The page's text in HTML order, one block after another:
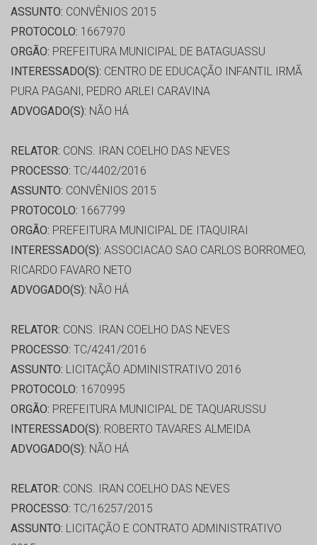
ASSUNTO: CONVÊNIOS 2015
PROTOCOLO: 1667970
ORGÃO: PREFEITURA MUNICIPAL DE BATAGUASSU
INTERESSADO(S): CENTRO DE EDUCAÇÃO INFANTIL IRMÃ
PURA PAGANI, PEDRO ARLEI CARAVINA
ADVOGADO(S): NÃO HÁ
RELATOR: CONS. IRAN COELHO DAS NEVES
PROCESSO: TC/4402/2016
ASSUNTO: CONVÊNIOS 2015
PROTOCOLO: 1667799
ORGÃO: PREFEITURA MUNICIPAL DE ITAQUIRAI
INTERESSADO(S): ASSOCIACAO SAO CARLOS BORROMEO,
RICARDO FAVARO NETO
ADVOGADO(S): NÃO HÁ
RELATOR: CONS. IRAN COELHO DAS NEVES
PROCESSO: TC/4241/2016
ASSUNTO: LICITAÇÃO ADMINISTRATIVO 2016
PROTOCOLO: 1670995
ORGÃO: PREFEITURA MUNICIPAL DE TAQUARUSSU
INTERESSADO(S): ROBERTO TAVARES ALMEIDA
ADVOGADO(S): NÃO HÁ
RELATOR: CONS. IRAN COELHO DAS NEVES
PROCESSO: TC/16257/2015
ASSUNTO: LICITAÇÃO E CONTRATO ADMINISTRATIVO